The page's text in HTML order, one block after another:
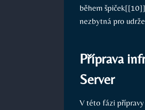
během⁢
nezbytná pro
Příprava
Server
V této fázi